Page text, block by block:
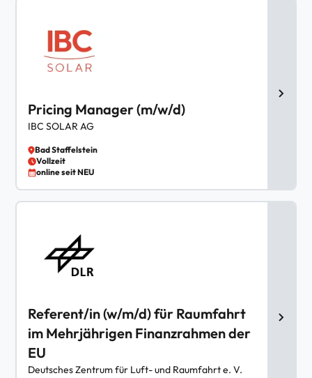
Pricing Manager (m/w/d)
IBC SOLAR AG
Bad Staffelstein
Vollzeit
online seit NEU
Referent/in (w/m/d) für Raumfahrt
im Mehrjährigen Finanzrahmen der
EU
Deutsches Zentrum für Luft- und Raumfahrt e. V.